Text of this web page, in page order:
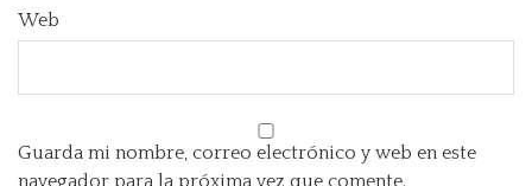
Web
Guarda mi nombre, correo electrónico y web en este
navegador para la próxima vez que comente.